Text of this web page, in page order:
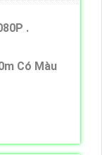
.
Có Màu